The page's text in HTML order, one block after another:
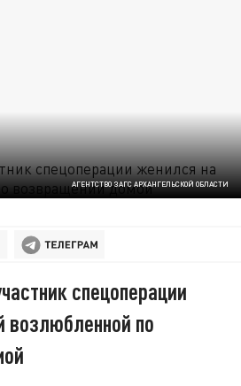
АГЕНТСТВО ЗАГС АРХАНГЕЛЬСКОЙ ОБЛАСТИ
спецоперации
возлюбленной по